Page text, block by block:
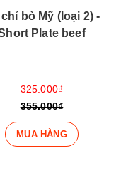
chỉ bò Mỹ (loại 2) -
Plate beef
325.000₫
355.000₫
MUA HÀNG